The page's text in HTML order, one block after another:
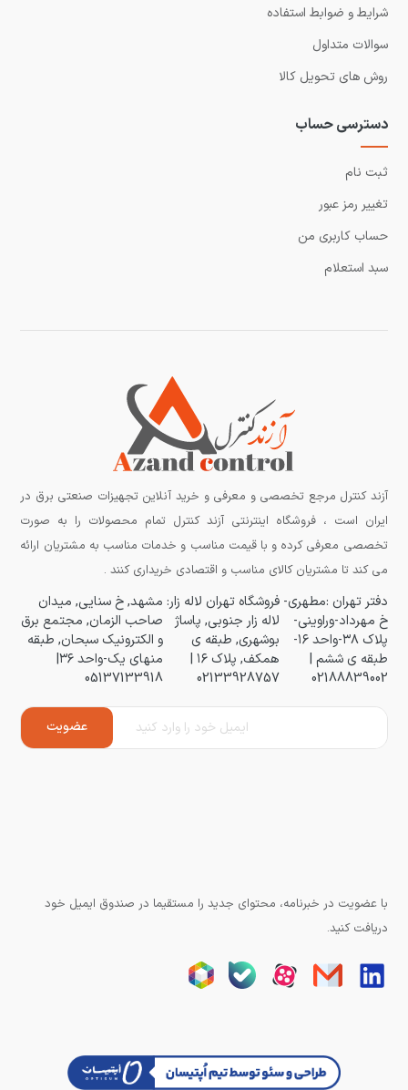
شرایط و ضوابط استفاده
سوالات متداول
روش های تحویل کالا
دسترسی حساب
ثبت نام
تغییر رمز عبور
حساب کاربری من
سبد استعلام
آزند کنترل مرجع تخصصی و معرفی و خرید آنلاین تجهیزات صنعتی برق در
ایران است ، فروشگاه اینترنتی آزند کنترل تمام محصولات را به صورت
تخصصی معرفی کرده و با قیمت مناسب و خدمات مناسب به مشتریان ارائه
می کند تا مشتریان کالای مناسب و اقتصادی خریداری کنند .
دفتر تهران :مطهری-
خ مهرداد-وراوینی-
پلاک ۳۸-واحد ۱۶-
طبقه ی ششم |
02188839002
فروشگاه تهران لاله زار:
لاله زار جنوبی, پاساژ
بوشهری, طبقه ی
همکف, پلاک ۱۶ |
02133928757
مشهد, خ سنایی, میدان
صاحب الزمان, مجتمع برق
و الکترونیک سبحان, طبقه
منهای یک-واحد ۳۶|
05137133918
با عضویت در خبرنامه، محتوای جدید را مستقیما در صندوق ایمیل خود
دریافت کنید.